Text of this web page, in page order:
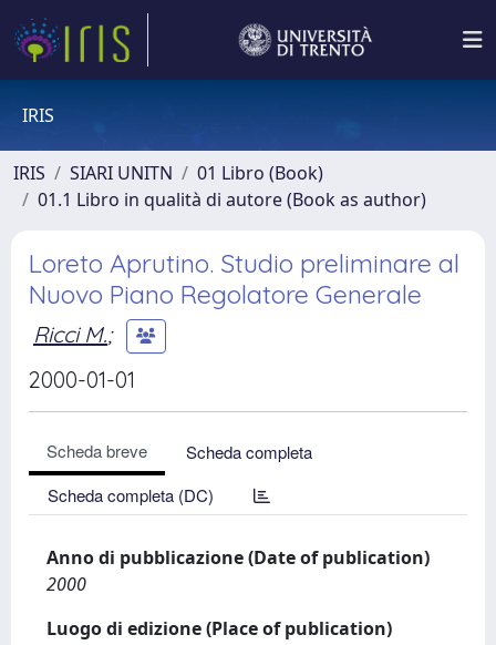
IRIS
IRIS SIARI UNITN
01 Libro (Book)
01.1 Libro in qualità di autore (Book as author)
Loreto Aprutino. Studio preliminare al
Nuovo Piano Regolatore Generale
Ricci M.;
2000-01-01
Scheda breve
Scheda completa
Scheda completa (DC)
Anno di pubblicazione (Date of publication)
2000
Luogo di edizione (Place of publication)